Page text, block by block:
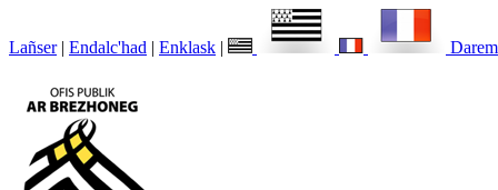
Lañser | Endalc'had | Enklask |